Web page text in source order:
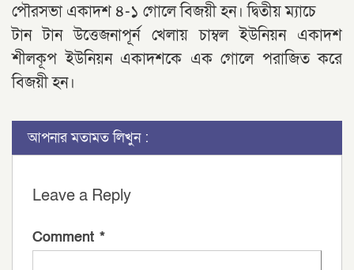
পৌরসভা একাদশ ৪-১ গোলে বিজয়ী হন। দ্বিতীয় ম্যাচে
টান টান উত্তেজনাপূর্ন খেলায় চাম্বল ইউনিয়ন একাদশ
শীলকূপ ইউনিয়ন একাদশকে এক গোলে পরাজিত করে
বিজয়ী হন।
আপনার মতামত লিখুন :
Leave a Reply
Comment *